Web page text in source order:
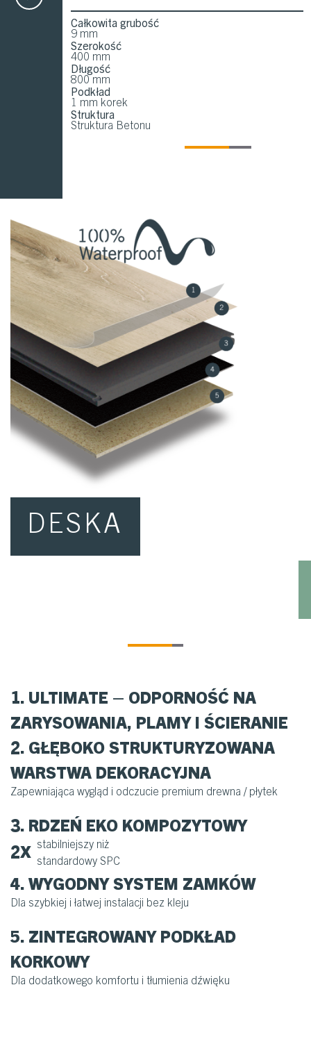
Całkowita grubość
9 mm
Szerokość
400 mm
Długość
800 mm
Podkład
1 mm korek
Struktura
Struktura Betonu
DESKA
1. ULTIMATE – ODPORNOŚĆ NA
ZARYSOWANIA, PLAMY I ŚCIERANIE
2. GŁĘBOKO STRUKTURYZOWANA
WARSTWA DEKORACYJNA
Zapewniająca wygląd i odczucie premium drewna / płytek
3. RDZEŃ EKO KOMPOZYTOWY
2X stabilniejszy niż
standardowy SPC
4. WYGODNY SYSTEM ZAMKÓW
Dla szybkiej i łatwej instalacji bez kleju
5. ZINTEGROWANY PODKŁAD
KORKOWY
Dla dodatkowego komfortu i tłumienia dźwięku